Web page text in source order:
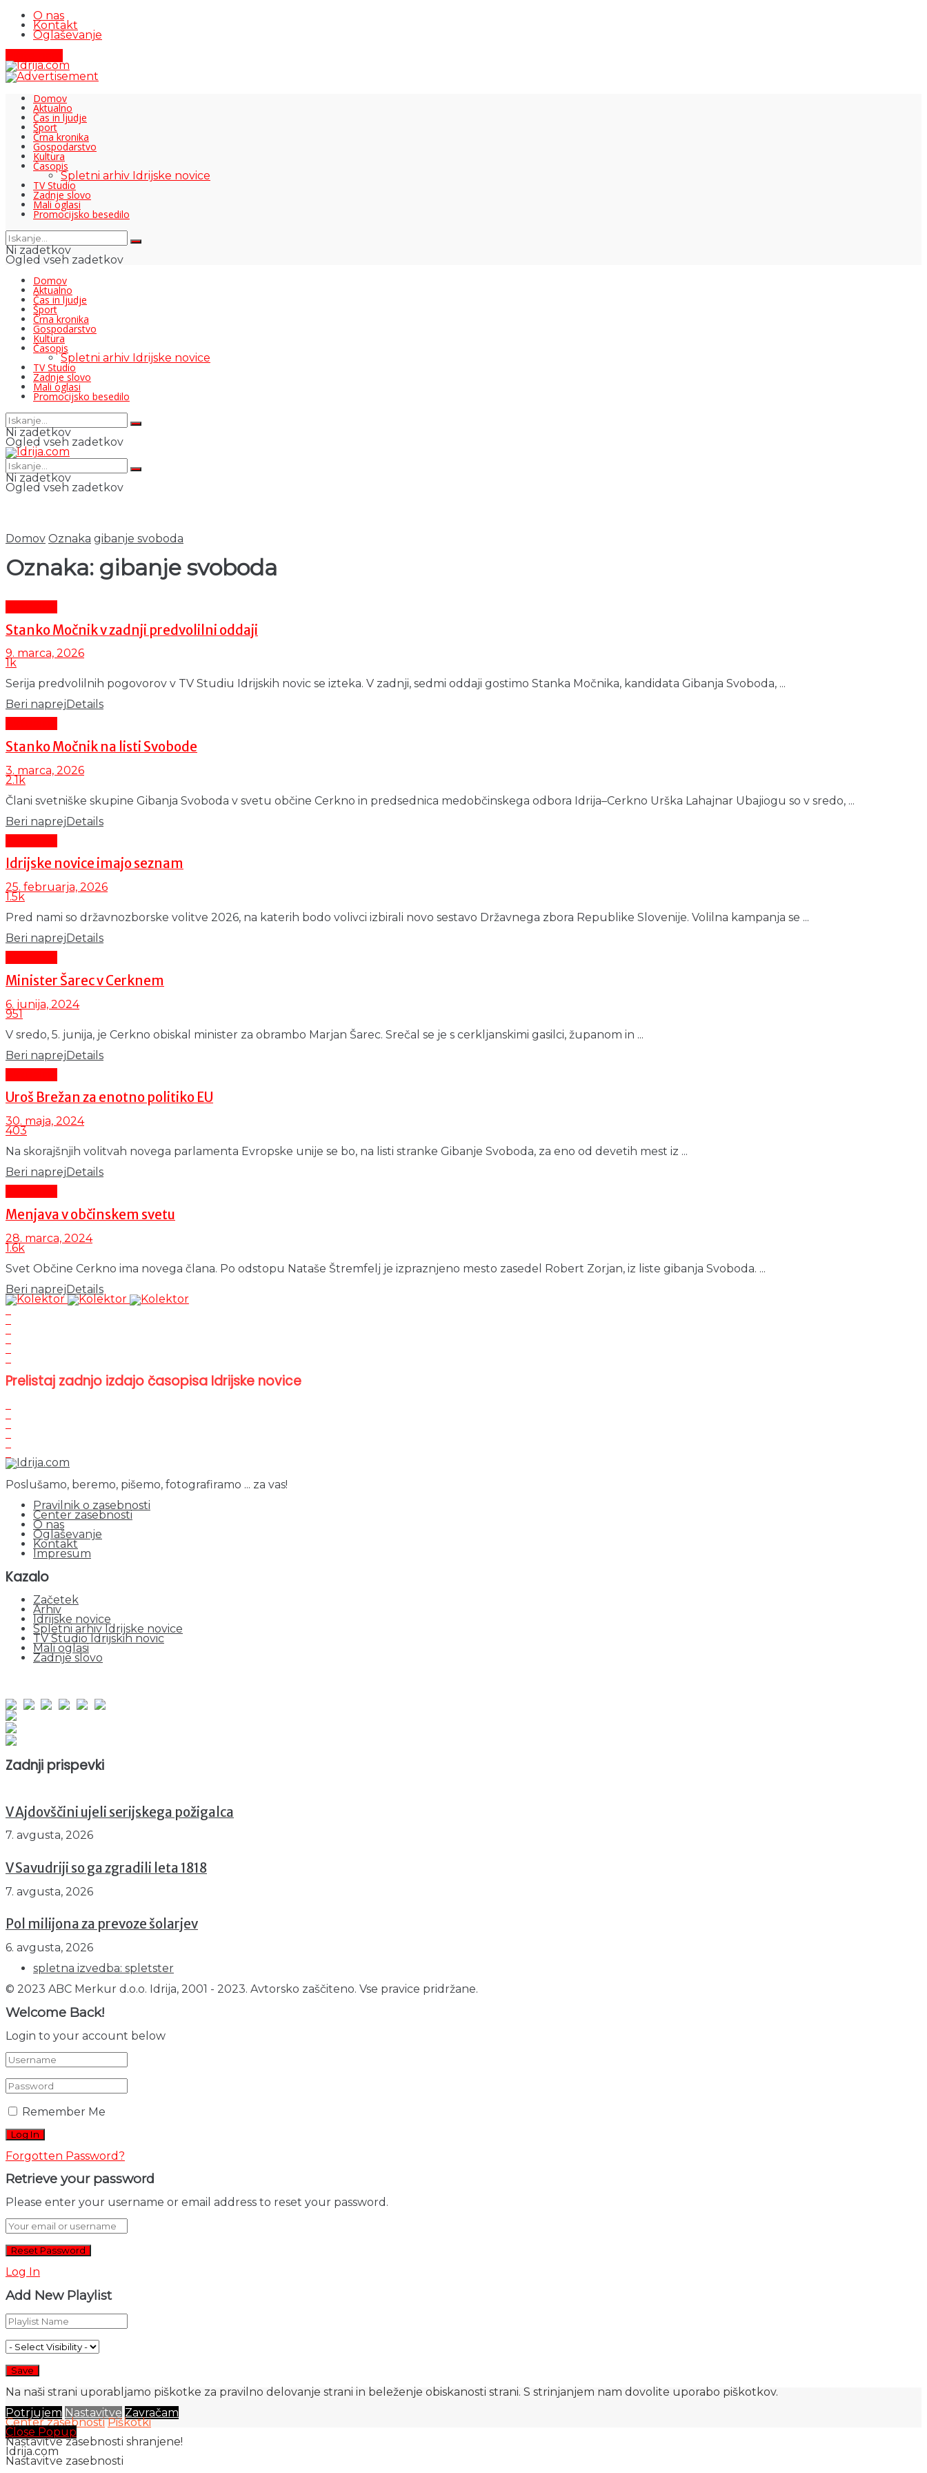
O nas
Kontakt
Oglaševanje
Domov
Aktualno
Čas in ljudje
Šport
Črna kronika
Gospodarstvo
Kultura
Časopis
Spletni arhiv Idrijske novice
TV Studio
Zadnje slovo
Mali oglasi
Promocijsko besedilo
Ni zadetkov
Ogled vseh zadetkov
Domov
Aktualno
Čas in ljudje
Šport
Črna kronika
Gospodarstvo
Kultura
Časopis
Spletni arhiv Idrijske novice
TV Studio
Zadnje slovo
Mali oglasi
Promocijsko besedilo
Ni zadetkov
Ogled vseh zadetkov
Ni zadetkov
Ogled vseh zadetkov
Domov Oznaka gibanje svoboda
Oznaka: gibanje svoboda
Stanko Močnik v zadnji predvolilni oddaji
9. marca, 2026
1k
Serija predvolilnih pogovorov v TV Studiu Idrijskih novic se izteka. V zadnji, sedmi oddaji gostimo Stanka Močnika, kandidata Gibanja Svoboda, ...
Beri naprej Details
Stanko Močnik na listi Svobode
3. marca, 2026
2.1k
Člani svetniške skupine Gibanja Svoboda v svetu občine Cerkno in predsednica medobčinskega odbora Idrija–Cerkno Urška Lahajnar Ubajiogu so v sredo, ...
Beri naprejDetails
Idrijske novice imajo seznam
25. februarja, 2026
1.5k
Pred nami so državnozborske volitve 2026, na katerih bodo volivci izbirali novo sestavo Državnega zbora Republike Slovenije. Volilna kampanja se ...
Beri naprej Details
Minister Šarec v Cerknem
6. junija, 2024
951
V sredo, 5. junija, je Cerkno obiskal minister za obrambo Marjan Šarec. Srečal se je s cerkljanskimi gasilci, županom in ...
Beri naprejDetails
Uroš Brežan za enotno politiko EU
30. maja, 2024
403
Na skorajšnjih volitvah novega parlamenta Evropske unije se bo, na listi stranke Gibanje Svoboda, za eno od devetih mest iz ...
Beri naprejDetails
Menjava v občinskem svetu
28. marca, 2024
1.6k
Svet Občine Cerkno ima novega člana. Po odstopu Nataše Štremfelj je izpraznjeno mesto zasedel Robert Zorjan, iz liste gibanja Svoboda. ...
Beri naprejDetails
Prelistaj zadnjo izdajo časopisa Idrijske novice
Poslušamo, beremo, pišemo, fotografiramo ... za vas!
Pravilnik o zasebnosti
Center zasebnosti
O nas
Oglaševanje
Kontakt
Impresum
Kazalo
Začetek
Arhiv
Idrijske novice
Spletni arhiv Idrijske novice
TV Studio Idrijskih novic
Mali oglasi
Zadnje slovo
Zadnji prispevki
V Ajdovščini ujeli serijskega požigalca
7. avgusta, 2026
V Savudriji so ga zgradili leta 1818
7. avgusta, 2026
Pol milijona za prevoze šolarjev
6. avgusta, 2026
spletna izvedba: spletster
© 2023 ABC Merkur d.o.o. Idrija, 2001 - 2023. Avtorsko zaščiteno. Vse pravice pridržane.
Welcome Back!
Login to your account below
Remember Me
Forgotten Password?
Retrieve your password
Please enter your username or email address to reset your password.
Log In
Add New Playlist
Na naši strani uporabljamo piškotke za pravilno delovanje strani in beleženje obiskanosti strani. S strinjanjem nam dovolite uporabo piškotkov.
Potrjujem Nastavitve Zavračam
Center zasebnosti Piškotki
Close Popup
Nastavitve zasebnosti shranjene!
Idrija.com
Nastavitve zasebnosti